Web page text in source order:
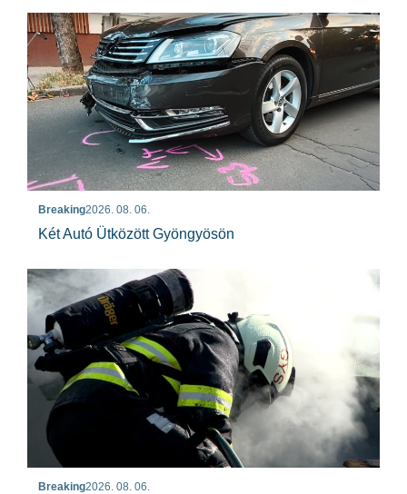
Breaking2026. 08. 06.
Két Autó Ütközött Gyöngyösön
Breaking2026. 08. 06.